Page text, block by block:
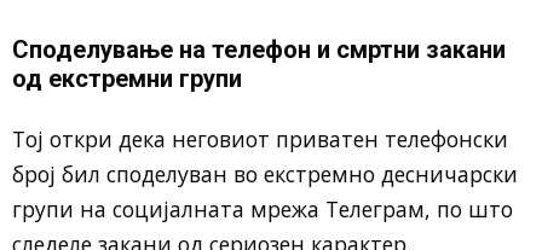
Споделување на телефон и смртни закани
од екстремни групи
Тој откри дека неговиот приватен телефонски
број бил споделуван во екстремно десничарски
групи на социјалната мрежа Телеграм, по што
следеле закани од сериозен карактер.